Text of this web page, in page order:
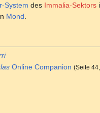
System des Immalia-Sektors
Mond
Online Companion (Seite